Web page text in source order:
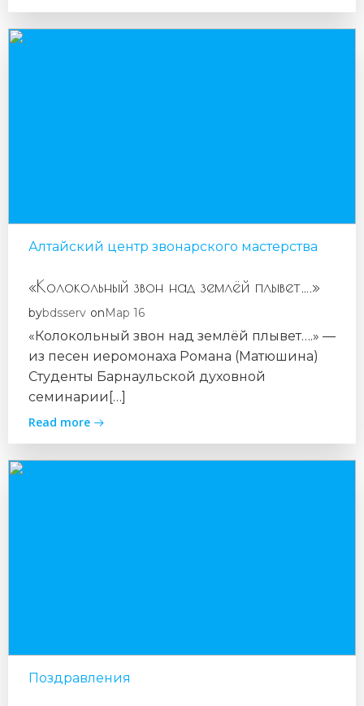
Алтайский центр звонарского мастерства
«Колокольный звон над землёй плывет….»
bybdsserv onМар 16
«Колокольный звон над землёй плывет….» —
из песен иеромонаха Романа (Матюшина)
Студенты Барнаульской духовной
семинарии[…]
Read more
Поздравления